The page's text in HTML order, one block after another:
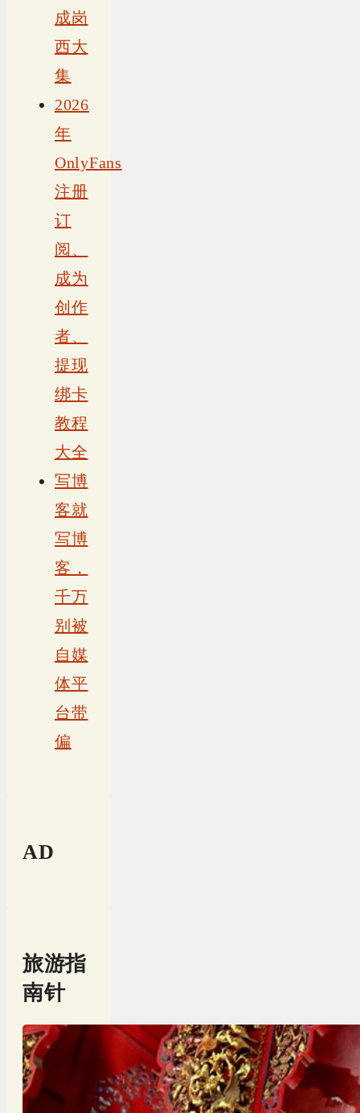
成岗
西大
集
2026
年
OnlyFans
注册
订
阅、
成为
创作
者、
提现
绑卡
教程
大全
写博
客就
写博
客，
千万
别被
自媒
体平
台带
偏
AD
旅游指
南针